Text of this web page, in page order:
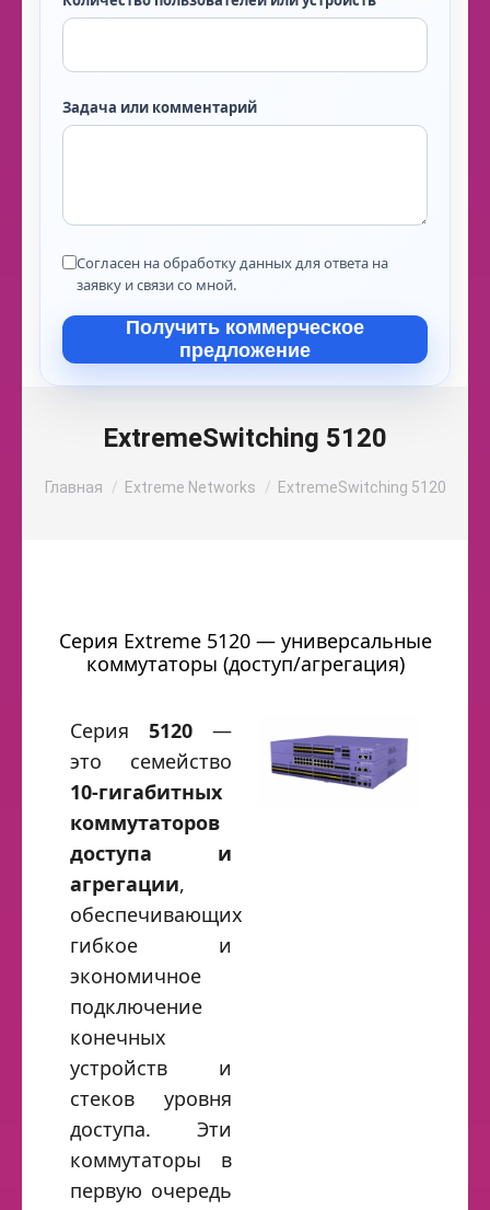
ExtremeSwitching 5120
Главная Extreme Networks ExtremeSwitching 5120
Серия Extreme 5120 — универсальные
коммутаторы (доступ/агрегация)
Серия 5120 —
это семейство
10‑гигабитных
коммутаторов
доступа и
агрегации,
обеспечивающих
гибкое и
экономичное
подключение
конечных
устройств и
стеков уровня
доступа. Эти
коммутаторы в
первую очередь
Задача или комментарий
Согласен на обработку данных для ответа на
заявку и связи со мной.
Получить коммерческое
предложение